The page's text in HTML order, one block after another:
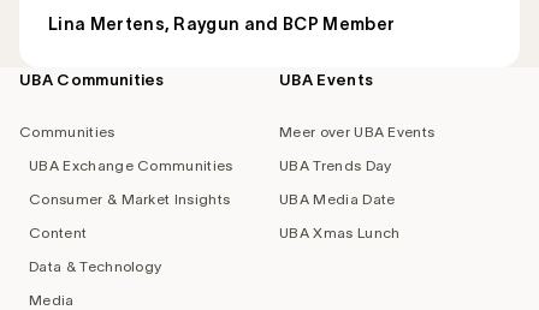
Lina Mertens, Raygun and BCP Member
Footer
UBA Communities
Communities
UBA Exchange Communities
Consumer & Market Insights
Content
Data & Technology
Media
UBA Events
Meer over UBA Events
UBA Trends Day
UBA Media Date
UBA Xmas Lunch